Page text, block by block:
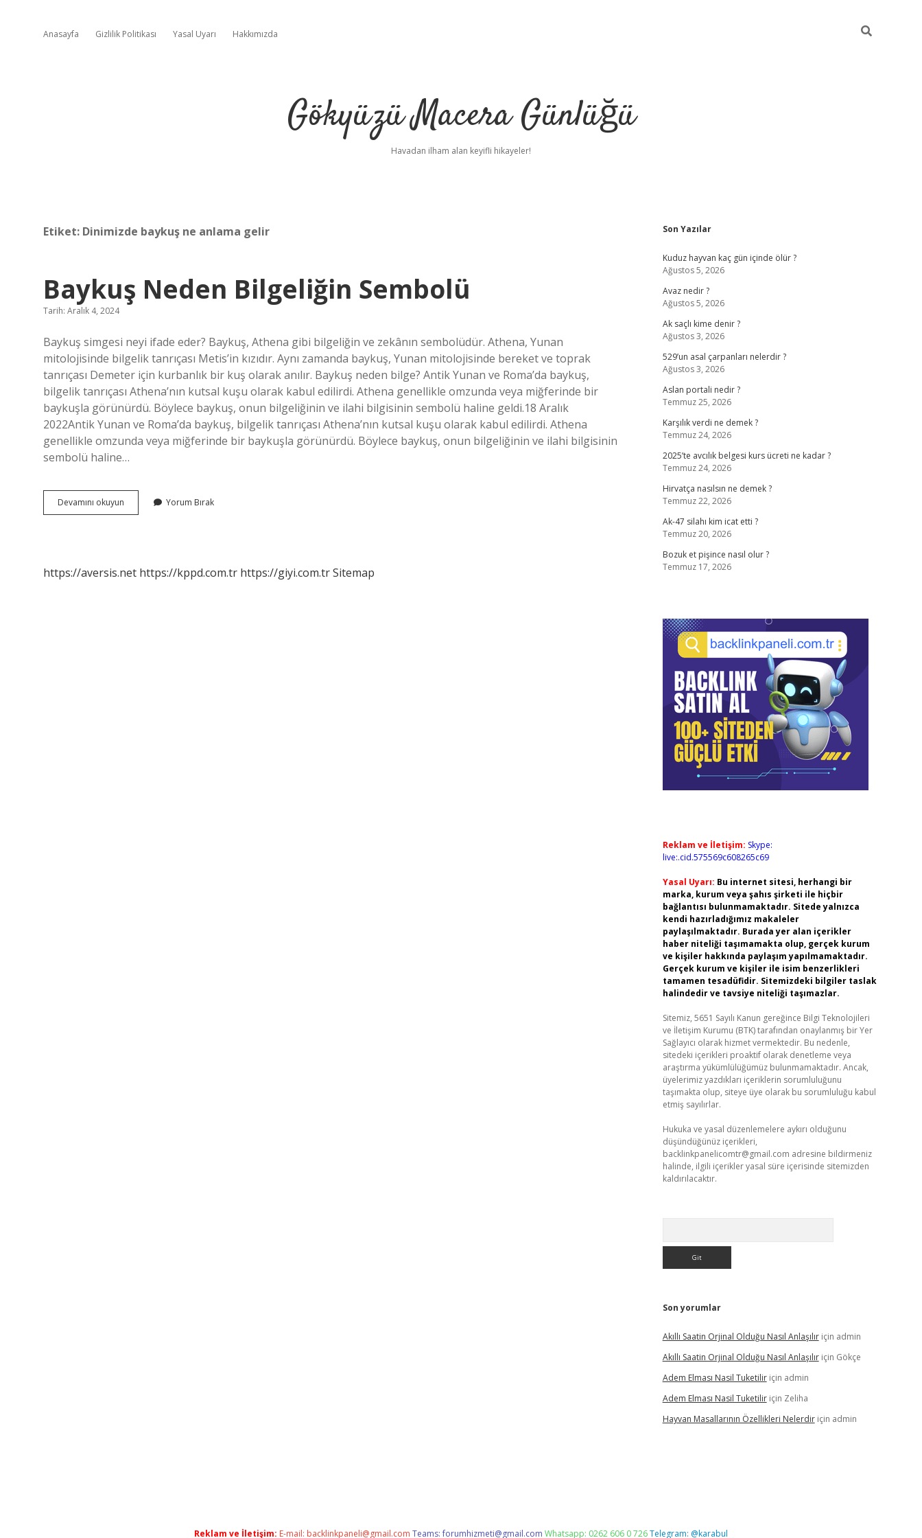
Anasayfa Gizlilik Politikası Yasal Uyarı Hakkımızda
Gökyüzü Macera Günlüğü
Havadan ilham alan keyifli hikayeler!
Etiket: Dinimizde baykuş ne anlama gelir
Baykuş Neden Bilgeliğin Sembolü
Tarih: Aralık 4, 2024
Baykuş simgesi neyi ifade eder? Baykuş, Athena gibi bilgeliğin ve zekânın sembolüdür. Athena, Yunan
mitolojisinde bilgelik tanrıçası Metis’in kızıdır. Aynı zamanda baykuş, Yunan mitolojisinde bereket ve toprak
tanrıçası Demeter için kurbanlık bir kuş olarak anılır. Baykuş neden bilge? Antik Yunan ve Roma’da baykuş,
bilgelik tanrıçası Athena’nın kutsal kuşu olarak kabul edilirdi. Athena genellikle omzunda veya miğferinde bir
baykuşla görünürdü. Böylece baykuş, onun bilgeliğinin ve ilahi bilgisinin sembolü haline geldi.18 Aralık
2022Antik Yunan ve Roma’da baykuş, bilgelik tanrıçası Athena’nın kutsal kuşu olarak kabul edilirdi. Athena
genellikle omzunda veya miğferinde bir baykuşla görünürdü. Böylece baykuş, onun bilgeliğinin ve ilahi bilgisinin
sembolü haline…
Devamını okuyun
Neden
Yorum Bırak
https://aversis.net https://kppd.com.tr https://giyi.com.trSitemap
Sidebar
Son Yazılar
Kuduz hayvan kaç gün içinde ölür ?
Ağustos 5, 2026
Avaz nedir ?
Ağustos 5, 2026
Ak saçlı kime denir ?
Ağustos 3, 2026
529’un asal çarpanları nelerdir ?
Ağustos 3, 2026
Aslan portali nedir ?
Temmuz 25, 2026
Karşılık verdi ne demek ?
Temmuz 24, 2026
2025’te avcılık belgesi kurs ücreti ne kadar ?
Temmuz 24, 2026
Hirvatça nasılsın ne demek ?
Temmuz 22, 2026
Ak-47 silahı kim icat etti ?
Temmuz 20, 2026
Bozuk et pişince nasıl olur ?
Temmuz 17, 2026
Reklam ve İletişim: Skype:
live:.cid.575569c608265c69
Yasal Uyarı: Bu internet sitesi, herhangi bir
marka, kurum veya şahıs şirketi ile hiçbir
bağlantısı bulunmamaktadır. Sitede yalnızca
kendi hazırladığımız makaleler
paylaşılmaktadır. Burada yer alan içerikler
haber niteliği taşımamakta olup, gerçek kurum
ve kişiler hakkında paylaşım yapılmamaktadır.
Gerçek kurum ve kişiler ile isim benzerlikleri
tamamen tesadüfidir. Sitemizdeki bilgiler taslak
halindedir ve tavsiye niteliği taşımazlar.
Sitemiz, 5651 Sayılı Kanun gereğince Bilgi Teknolojileri
ve İletişim Kurumu (BTK) tarafından onaylanmış bir Yer
Sağlayıcı olarak hizmet vermektedir. Bu nedenle,
sitedeki içerikleri proaktif olarak denetleme veya
araştırma yükümlülüğümüz bulunmamaktadır. Ancak,
üyelerimiz yazdıkları içeriklerin sorumluluğunu
taşımakta olup, siteye üye olarak bu sorumluluğu kabul
etmiş sayılırlar.
Hukuka ve yasal düzenlemelere aykırı olduğunu
düşündüğünüz içerikleri,
backlinkpanelicomtr@gmail.com adresine bildirmeniz
halinde, ilgili içerikler yasal süre içerisinde sitemizden
kaldırılacaktır.
Son yorumlar
Akıllı Saatin Orjinal Olduğu Nasıl Anlaşılıriçin admin
Akıllı Saatin Orjinal Olduğu Nasıl Anlaşılıriçin Gökçe
Adem Elması Nasil Tuketiliriçin admin
Adem Elması Nasil Tuketiliriçin Zeliha
Hayvan Masallarının Özellikleri Nelerdiriçin admin
Reklam ve İletişim: E-mail: backlinkpaneli@gmail.com Teams:forumhizmeti@gmail.com Whatsapp: 0262 606 0 726Telegram: @karabul